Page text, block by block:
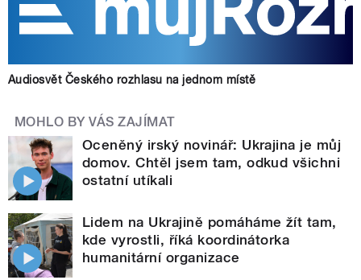
Audiosvět Českého rozhlasu na jednom místě
MOHLO BY VÁS ZAJÍMAT
Oceněný irský novinář: Ukrajina je můj
domov. Chtěl jsem tam, odkud všichni
ostatní utíkali
Lidem na Ukrajině pomáháme žít tam,
kde vyrostli, říká koordinátorka
humanitární organizace